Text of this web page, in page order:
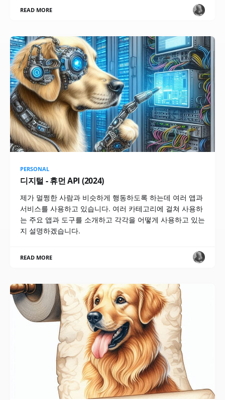
READ MORE
PERSONAL
디지털 - 휴먼 API (2024)
제가 멀쩡한 사람과 비슷하게 행동하도록 하는데 여러 앱과
서비스를 사용하고 있습니다. 여러 카테고리에 걸쳐 사용하
는 주요 앱과 도구를 소개하고 각각을 어떻게 사용하고 있는
지 설명하겠습니다.
READ MORE